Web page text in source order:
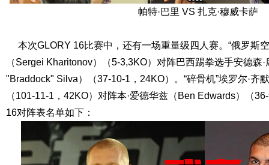
帕特·巴里 VS 扎克·穆威卡萨
本次GLORY 16比赛中，还有一场重量级四人赛。“俄罗斯
（Sergei Kharitonov）（5-3,3KO）对阵巴西踢拳选手安德森
"Braddock" Silva）（37-10-1，24KO）。“碎骨机”埃罗尔·齐
（101-11-1，42KO）对阵本·爱德华兹（Ben Edwards）（
16对阵表名单如下：